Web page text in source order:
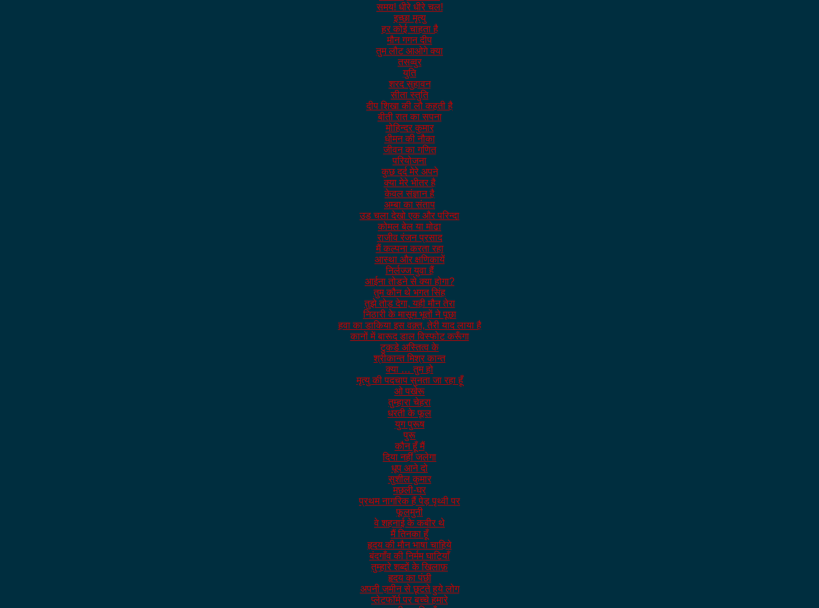
समय! धीरे धीरे चल!
इच्छा मृत्यु
हर कोई चाहता है
मौन गगन दीप
तुम लौट आओगे क्या
तसव्वुर
युति
शरद सुहावन
सीता स्तुति
दीप शिखा की लौ कहती है
बीती रात का सपना
मोहिन्दर कुमार
धीमन की नौका
जीवन का गणित
परियोजना
कुछ दर्द मेरे अपने
क्या मेरे भीतर है
केवल संज्ञान है
अम्बा का संताप
उड चला देखो एक और परिन्दा
कोमल बेल या मोढा
राजीव रंजन प्रसाद
मैं कल्पना करता रहा
आस्था और क्षणिकायें
निर्लज्ज युवा हैं
आईना तोडने से क्या होगा?
तुम कौन थे भगत सिंह
तुझे तोड़ देगा, यही मौन तेरा
निठारी के मासूम भूतों ने पूछा
हवा का डाकिया इस वक़्त, तेरी याद लाया है
कानों में बारूद डाल विस्फोट करूँगा
टुकडे अस्तित्व के
श्रीकान्त मिश्र कान्त
क्या … तुम हो
मृत्यु की पदचाप सुनता जा रहा हूँ
ओ पखेरू
तुम्हारा चेहरा
धरती के फूल
युग पुरूष
पुरू
कौन हूँ मैं
दिया नहीं जलेगा
धूप आने दो
सुशील कुमार
मछली-घर
प्रथम नागरिक हैं पेड़ पृथ्वी पर
फूलमुनी
वे शहनाई के कबीर थे
मैं तिनका हूँ
हृदय की मौन भाषा चाहिये
बंदगाँव की निर्मम घाटियाँ
तुम्हारे शब्दों के खिलाफ़
हृदय का पंछी
अपनी ज़मीन से छूटते हुये लोग
प्लेटफॉर्म पर बच्चे हमारे